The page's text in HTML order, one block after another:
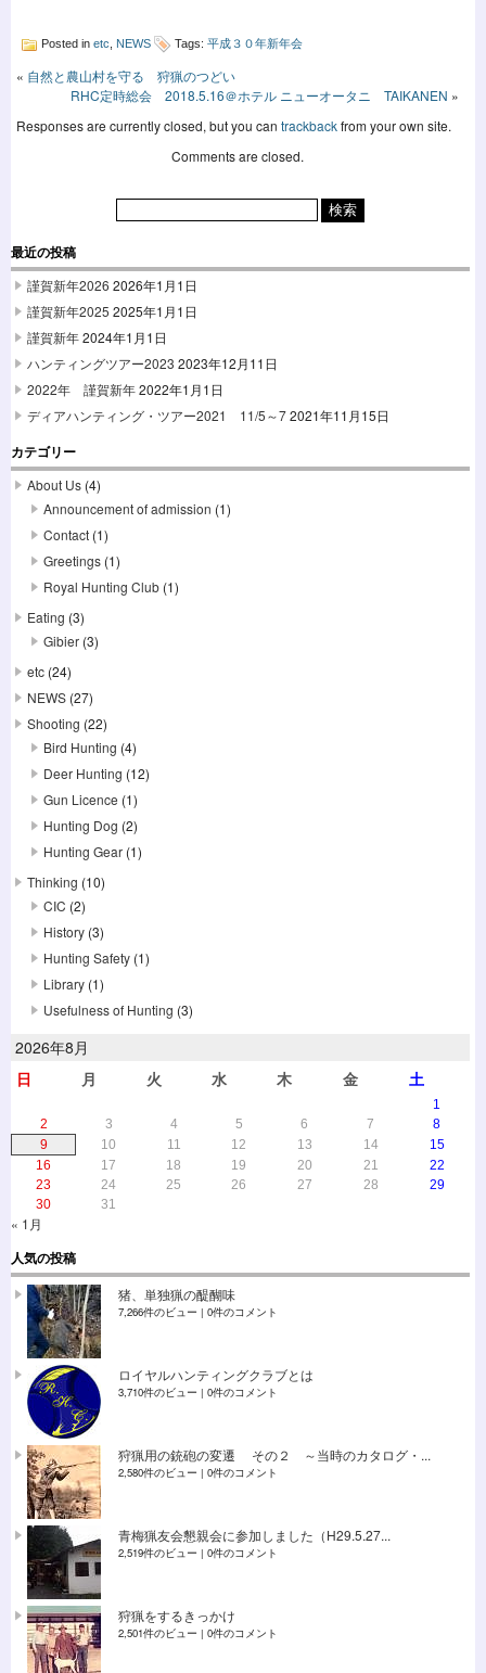
Posted in etc NEWS Tags: 平成３０年新年会
« 自然と農山村を守る 狩猟のつどい
RHC定時総会 2018.5.16＠ホテル ニューオータニ TAIKANEN »
Responses are currently closed, but you can trackbackfrom your own site.
Comments are closed.
最近の投稿
謹賀新年2026 2026年1月1日
謹賀新年2025 2025年1月1日
謹賀新年2024年1月1日
ハンティングツアー2023 2023年12月11日
2022年 謹賀新年2022年1月1日
ディアハンティング・ツアー2021 11/5～72021年11月15日
カテゴリー
About Us (4)
Announcement of admission (1)
Contact (1)
Greetings (1)
Royal Hunting Club (1)
Eating (3)
Gibier (3)
etc (24)
NEWS (27)
Shooting (22)
Bird Hunting (4)
Deer Hunting (12)
Gun Licence (1)
Hunting Dog (2)
Hunting Gear (1)
Thinking (10)
CIC (2)
History (3)
Hunting Safety (1)
Library (1)
Usefulness of Hunting (3)
2026年8月
日
月 火 水 木 金 土
1
2
3 4 5 6 7
8
9
10 11 12 13 14
15
16
17 18 19 20 21
22
23
24 25 26 27 28
29
30
31
« 1月
人気の投稿
猪、単独猟の醍醐味
7,266件のビュー | 0件のコメント
ロイヤルハンティングクラブとは
3,710件のビュー | 0件のコメント
狩猟用の銃砲の変遷 その２ ～当時のカタログ・...
2,580件のビュー | 0件のコメント
青梅猟友会懇親会に参加しました（H29.5.27...
2,519件のビュー | 0件のコメント
狩猟をするきっかけ
2,501件のビュー | 0件のコメント